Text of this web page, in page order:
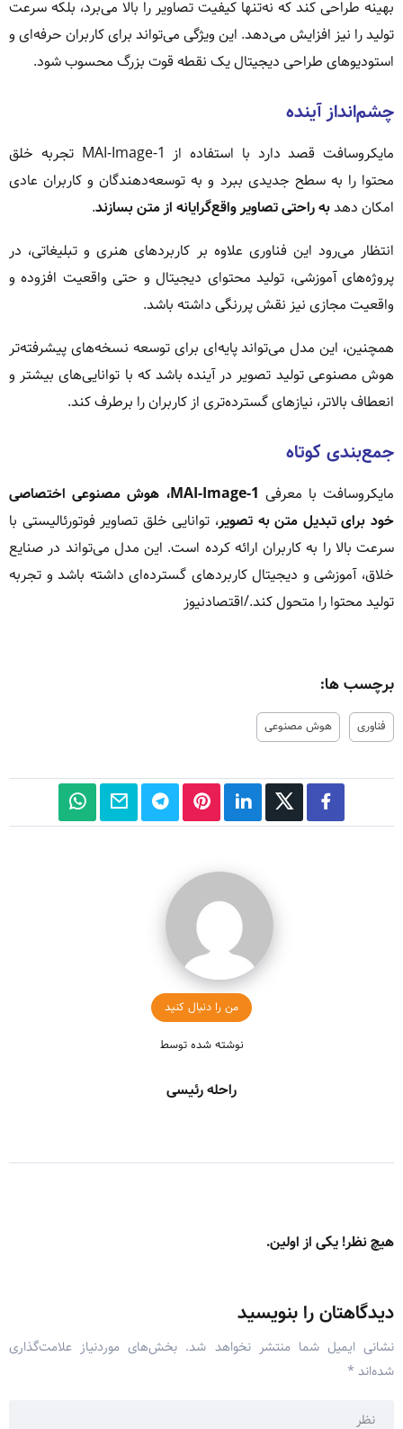
بهینه طراحی کند که نه‌تنها کیفیت تصاویر را بالا می‌برد، بلکه سرعت
تولید را نیز افزایش می‌دهد. این ویژگی می‌تواند برای کاربران حرفه‌ای و
استودیوهای طراحی دیجیتال یک نقطه قوت بزرگ محسوب شود.
چشم‌انداز آینده
مایکروسافت قصد دارد با استفاده از MAI-Image-1 تجربه خلق
محتوا را به سطح جدیدی ببرد و به توسعه‌دهندگان و کاربران عادی
امکان دهدبه راحتی تصاویر واقع‌گرایانه از متن بسازند.
انتظار می‌رود این فناوری علاوه بر کاربردهای هنری و تبلیغاتی، در
پروژه‌های آموزشی، تولید محتوای دیجیتال و حتی واقعیت افزوده و
واقعیت مجازی نیز نقش پررنگی داشته باشد.
همچنین، این مدل می‌تواند پایه‌ای برای توسعه نسخه‌های پیشرفته‌تر
هوش مصنوعی تولید تصویر در آینده باشد که با توانایی‌های بیشتر و
انعطاف بالاتر، نیازهای گسترده‌تری از کاربران را برطرف کند.
جمع‌بندی کوتاه
مایکروسافت با معرفی
MAI-Image-1، هوش مصنوعی اختصاصی
خود برای تبدیل متن به تصویر، توانایی خلق تصاویر فوتورئالیستی با
سرعت بالا را به کاربران ارائه کرده است. این مدل می‌تواند در صنایع
خلاق، آموزشی و دیجیتال کاربردهای گسترده‌ای داشته باشد و تجربه
تولید محتوا را متحول کند./اقتصادنیوز
برچسب ها:
فناوری هوش مصنوعی
من را دنبال کنید
نوشته شده توسط
راحله رئیسی
هیچ نظر! یکی از اولین.
دیدگاهتان را بنویسید
نشانی ایمیل شما منتشر نخواهد شد. بخش‌های موردنیاز علامت‌گذاری
شده‌اند *